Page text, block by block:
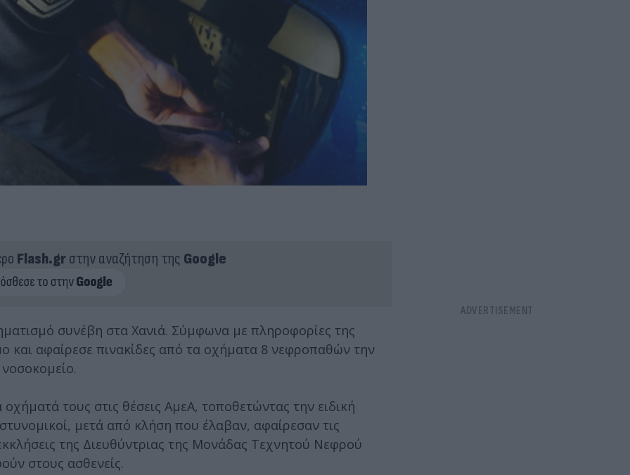
Flash.grστην αναζήτηση της Google
συνέβη στα Χανιά. Σύμφωνα με πληροφορίες της
και αφαίρεσε πινακίδες από τα οχήματα 8 νεφροπαθών την
τους στις θέσεις ΑμεΑ, τοποθετώντας την ειδική
μετά από κλήση που έλαβαν, αφαίρεσαν τις
της Διευθύντριας της Μονάδας Τεχνητού Νεφρού
στους ασθενείς.